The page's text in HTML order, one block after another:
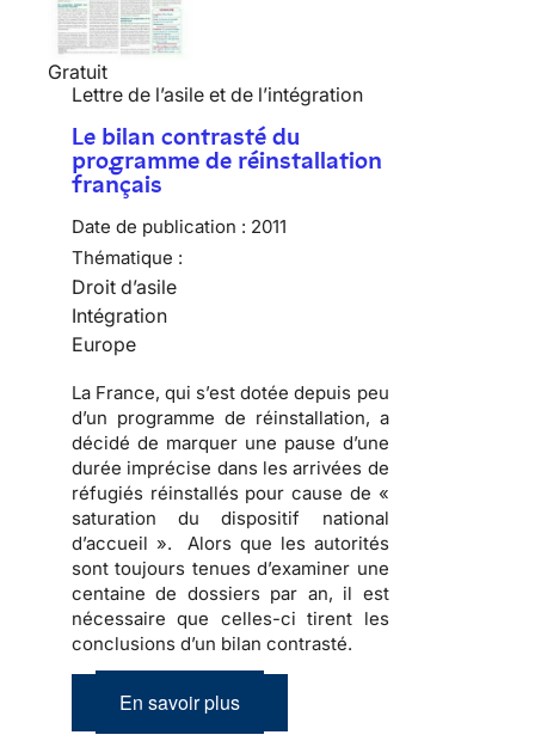
Gratuit
Lettre de l’asile et de l’intégration
Le bilan contrasté du
programme de réinstallation
français
Date de publication : 2011
Thématique :
Droit d’asile
Intégration
Europe
La France, qui s’est dotée depuis peu
d’un programme de réinstallation, a
décidé de marquer une pause d’une
durée imprécise dans les arrivées de
réfugiés réinstallés pour cause de «
saturation du dispositif national
d’accueil ». Alors que les autorités
sont toujours tenues d’examiner une
centaine de dossiers par an, il est
nécessaire que celles-ci tirent les
conclusions d’un bilan contrasté.
En savoir plus